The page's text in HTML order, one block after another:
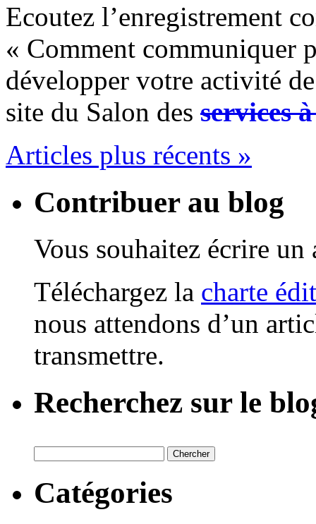
Ecoutez l’enregistrement
« Comment communiquer
développer votre activité
site du Salon des services
Articles plus récents »
Contribuer au blog
Vous souhaitez écrire
Téléchargez la charte
nous attendons d’un
transmettre.
Recherchez sur le
Catégories